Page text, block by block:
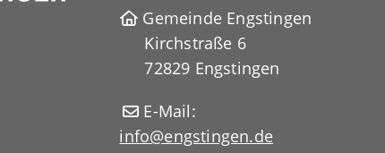
Gemeinde Engstingen
Kirchstraße 6
72829 Engstingen
E-Mail:
info@engstingen.de